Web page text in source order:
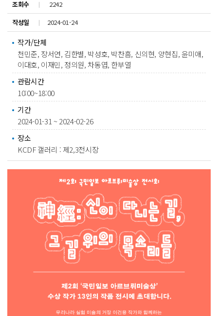
조회수
2242
작성일
2024-01-24
작가/단체
천민준, 장서연, 김한별, 박성호, 박찬흠, 신의현, 양현집, 윤미애,
이대호, 이재민, 정의원, 차동엽, 한부열
관람시간
10:00~18:00
기간
2024-01-31 ~ 2024-02-26
장소
KCDF 갤러리 : 제2,3전시장